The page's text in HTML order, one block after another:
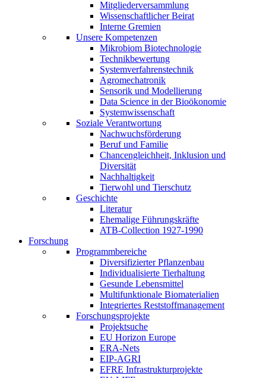
Mitgliederversammlung
Wissenschaftlicher Beirat
Interne Gremien
Unsere Kompetenzen
Mikrobiom Biotechnologie
Technikbewertung
Systemverfahrenstechnik
Agromechatronik
Sensorik und Modellierung
Data Science in der Bioökonomie
Systemwissenschaft
Soziale Verantwortung
Nachwuchsförderung
Beruf und Familie
Chancengleichheit, Inklusion und
Diversität
Nachhaltigkeit
Tierwohl und Tierschutz
Geschichte
Literatur
Ehemalige Führungskräfte
ATB-Collection 1927-1990
Forschung
Programmbereiche
Diversifizierter Pflanzenbau
Individualisierte Tierhaltung
Gesunde Lebensmittel
Multifunktionale Biomaterialien
Integriertes Reststoffmanagement
Forschungsprojekte
Projektsuche
EU Horizon Europe
ERA-Nets
EIP-AGRI
EFRE Infrastrukturprojekte